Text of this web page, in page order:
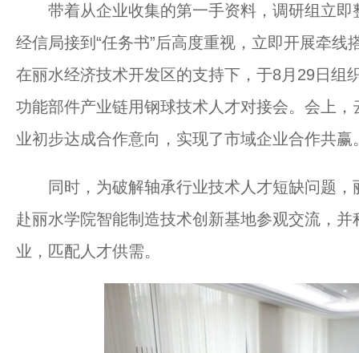
带着从企业收集的第一手资料，调研组立即
经信局接到“任务书”后高度重视，立即开展牵
在丽水经济技术开发区的支持下，于8月29日组
功能部件产业链用钢球技术人才对接会。会上
业初步达成合作意向，实现了市域企业合作共赢
同时，为破解轴承行业技术人才短缺问题，
赴丽水学院智能制造技术创新基地参观交流，
业，匹配人才供需。